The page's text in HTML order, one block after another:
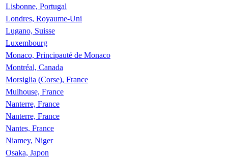
Lisbonne, Portugal
Londres, Royaume-Uni
Lugano, Suisse
Luxembourg
Monaco, Principauté de Monaco
Montréal, Canada
Morsiglia (Corse), France
Mulhouse, France
Nanterre, France
Nanterre, France
Nantes, France
Niamey, Niger
Osaka, Japon